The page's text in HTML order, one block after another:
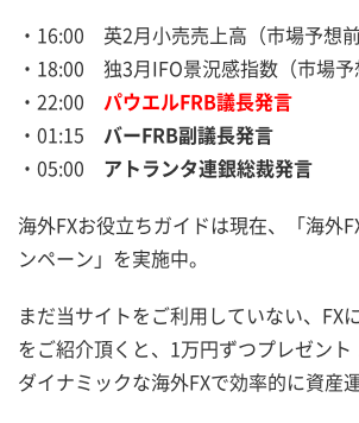
・16:00 英2月小売売上高（市場予想前
・18:00 独3月IFO景況感指数（市場予
・22:00 パウエルFRB議長発言
・01:15 バーFRB副議長発言
・05:00 アトランタ連銀総裁発言
海外FXお役立ちガイドは現在、「海外
ンペーン」を実施中。
まだ当サイトをご利用していない、FX
をご紹介頂くと、1万円ずつプレゼント
ダイナミックな海外FXで効率的に資産